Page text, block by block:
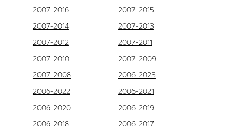
2007-2016
2007-2015
2007-2014
2007-2013
2007-2012
2007-2011
2007-2010
2007-2009
2007-2008
2006-2023
2006-2022
2006-2021
2006-2020
2006-2019
2006-2018
2006-2017